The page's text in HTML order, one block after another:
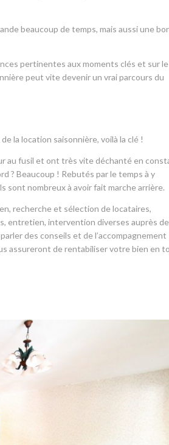
beaucoup de temps, mais aussi une
pertinentes aux moments clés et sur
peut vite devenir un vrai parcours du
la location saisonnière, voilà la clé !
au fusil et ont très vite déchanté en
? Beaucoup ! Rebutés par le temps à y
sont nombreux à avoir fait marche arrière.
recherche et sélection de locataires,
entretien, intervention diverses auprès
des conseils et de l’accompagnement
assureront de rentabiliser votre bien en